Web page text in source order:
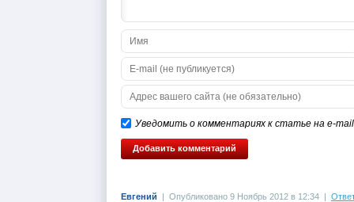
Уведомить о комментариях к статье на e-mail
Евгений | Опубликовано 9 Ноябрь 2012 в 12:34 |